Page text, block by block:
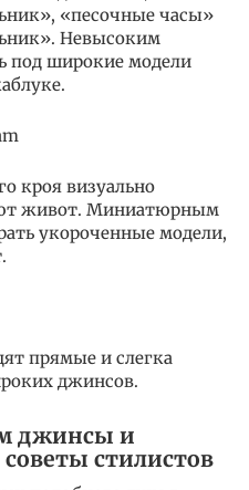
«песочные часы»
Невысоким
под широкие модели
кроя визуально
живот. Миниатюрным
укороченные модели,
прямые и слегка
джинсов.
джинсы и
стилистов